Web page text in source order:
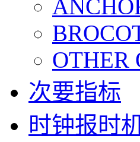
OTHER
次要指标
时钟报时